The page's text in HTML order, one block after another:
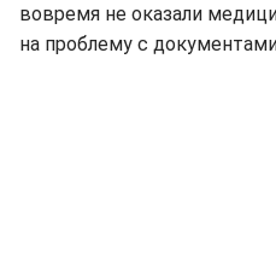
вовремя не оказали
на проблему с